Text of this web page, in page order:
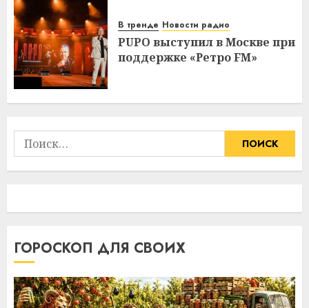
В тренде Новости радио
PUPO выступил в Москве при
поддержке «Ретро FM»
Найти:
ГОРОСКОП ДЛЯ СВОИХ